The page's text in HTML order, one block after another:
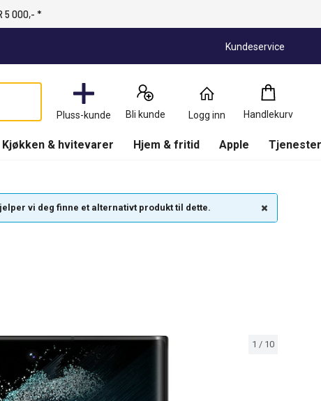
5 000,- *
Kundeservice
Pluss-kunde Bli kunde Logg inn Handlekurv
Handlekurv
0
Produkter
Kjøkken & hvitevarer Hjem & fritid Apple
vi deg finne et alternativt produkt til dette.
1 / 10